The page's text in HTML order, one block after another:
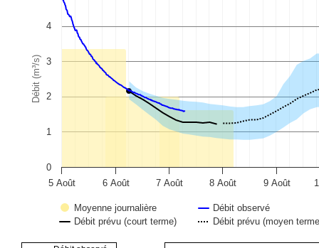
View as data table, Détail des prochains jours
The chart has 1 X axis displaying Time. Data ranges from 2026-
The chart has 1 Y axis displaying Débit (m³/s). Data ranges from
Débit (m³/s)
Moyenne journalière
Débit prévu (court terme)
Débit prévu (moyen
Débit observé
5 Août 6 Août 7 Août 8 Août 9 Août
0
1
2
3
4